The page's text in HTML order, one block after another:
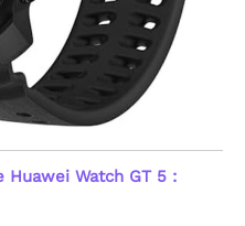
sans jamais vous laisser
tomber au quotidien.
[Compatibilité Universelle
& Cadeau Idéal pour
Tous] Entièrement
compatible avec Android
s'intègre parfaitement à
Watch GT 5 :